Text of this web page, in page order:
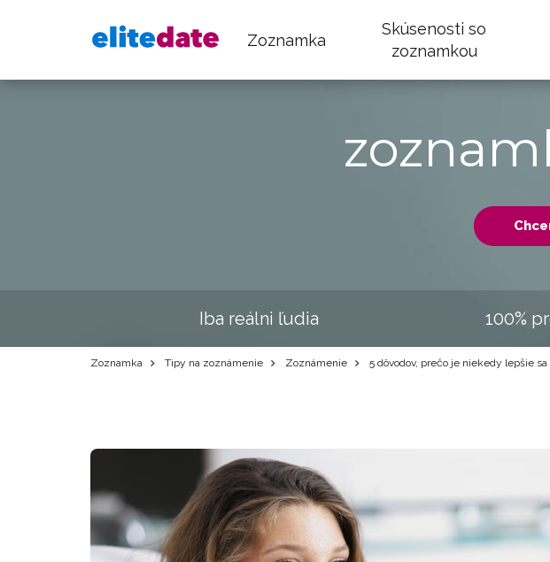
Zoznamka
Skúsenosti so
zoznamkou
Iba reálni ľudia 100%
Zoznamka Tipy na zoznámenie Zoznámenie 5 dôvodov, prečo je niekedy lepšie